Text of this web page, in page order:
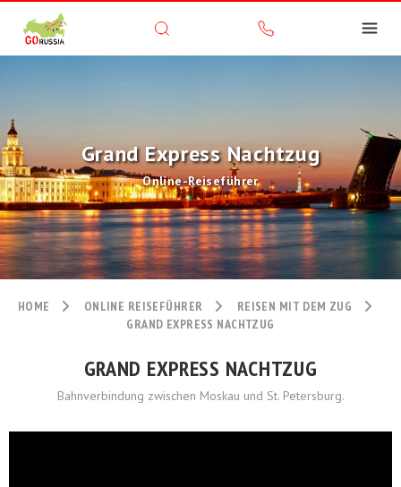
Grand Express Nachtzug
Online-Reiseführer
HOME ONLINE REISEFÜHRER
REISEN MIT DEM ZUG
GRAND EXPRESS NACHTZUG
GRAND EXPRESS NACHTZUG
Bahnverbindung zwischen Moskau und St. Petersburg.